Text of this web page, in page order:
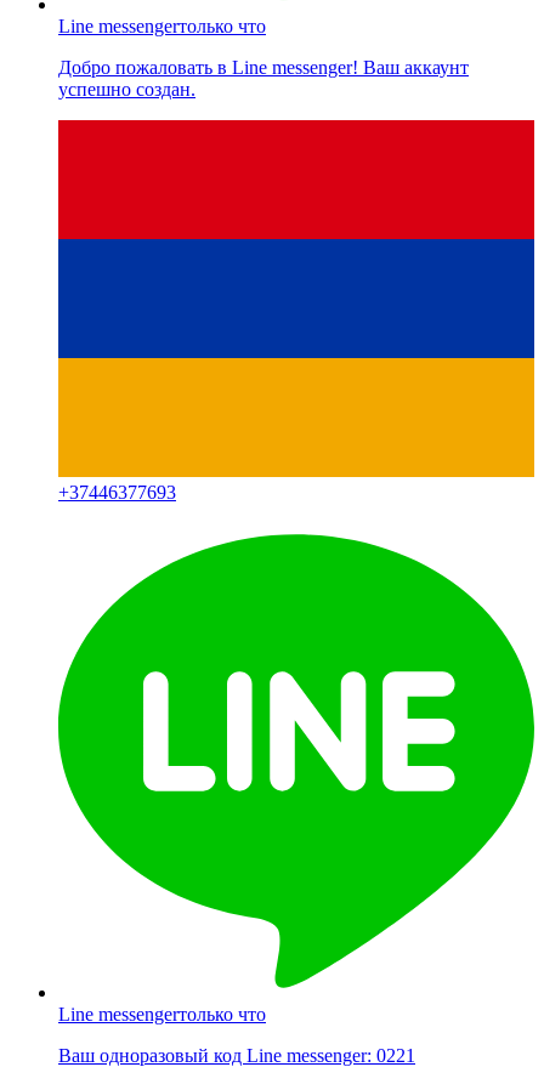
Line messengerтолько что
Добро пожаловать в Line messenger! Ваш аккаунт
успешно создан.
+37446377693
Line messengerтолько что
Ваш одноразовый код Line messenger: 0221